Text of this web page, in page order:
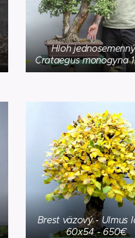
Hloh
Crataegus monogyna
Brest väzový - Ulmus
60x54 - 650€